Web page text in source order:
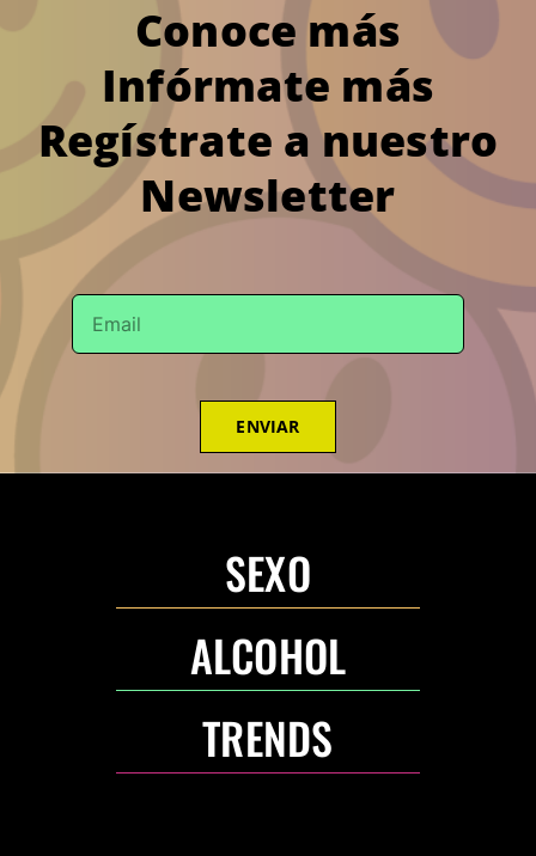
Conoce más
Infórmate más
Regístrate a nuestro
Newsletter
ENVIAR
SEXO
ALCOHOL
TRENDS